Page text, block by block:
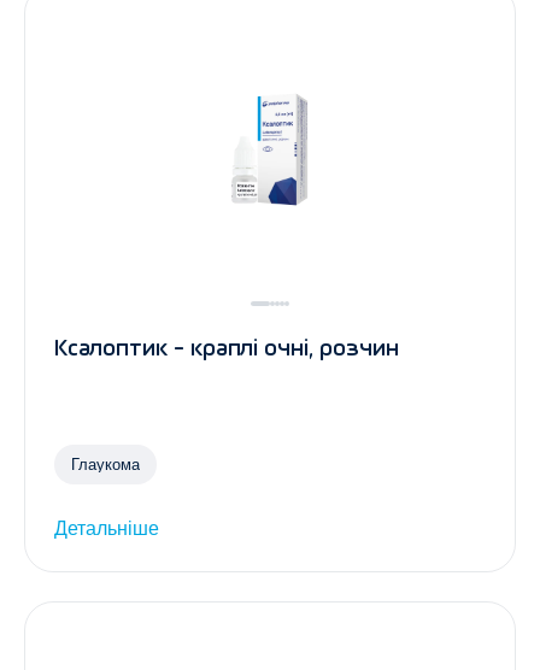
Ксалоптик - краплі очні, розчин
Глаукома
Детальніше